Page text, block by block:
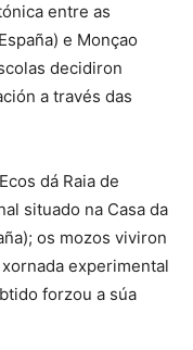
entre as
e Monçao
decidiron
a través das
dá Raia de
situado na Casa da
os mozos viviron
experimental
forzou a súa